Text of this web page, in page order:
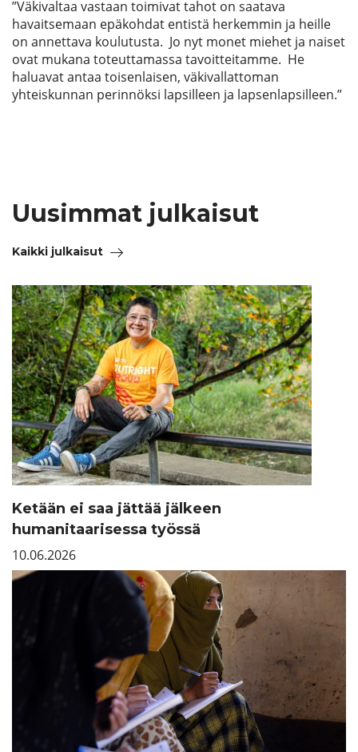
”Väkivaltaa vastaan toimivat tahot on saatava
havaitsemaan epäkohdat entistä herkemmin ja heille
on annettava koulutusta. Jo nyt monet miehet ja naiset
ovat mukana toteuttamassa tavoitteitamme. He
haluavat antaa toisenlaisen, väkivallattoman
yhteiskunnan perinnöksi lapsilleen ja lapsenlapsilleen.”
Uusimmat julkaisut
Kaikki julkaisut
Ketään ei saa jättää jälkeen
humanitaarisessa työssä
10.06.2026